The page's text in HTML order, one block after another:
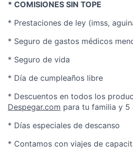
* COMISIONES SIN TOPE
* Prestaciones de ley (imss,
* Seguro de gastos médicos
* Seguro de vida
* Día de cumpleaños libre
* Descuentos en todos los
Despegar.com para tu familia y 5
* Días especiales de descanso
* Contamos con viajes de